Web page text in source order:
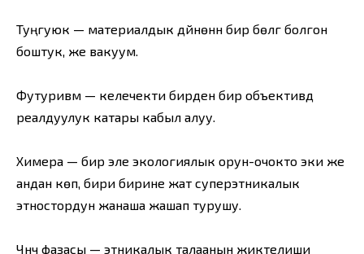
Туңгуюк — материалдык дүйнөнүн бир бөлүгү болгон
боштук, же вакуум.
Футуривм — келечекти бирден бир объективдүү
реалдуулук катары кабыл алуу.
Химера — бир эле экологиялык орун-очокто эки же
андан көп, бири бирине жат суперэтникалык
этностордун жанаша жашап турушу.
Чүнчүү фазасы — этникалык талаанын жиктелиши